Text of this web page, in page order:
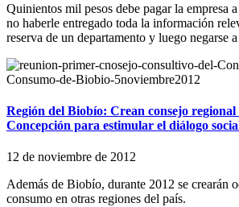
Quinientos mil pesos debe pagar la empresa
no haberle entregado toda la información
reserva de un departamento y luego negarse
Región del Biobío: Crean consejo regional
Concepción para estimular el diálogo
12 de noviembre de 2012
Además de Biobío, durante 2012 se crearán
consumo en otras regiones del país.